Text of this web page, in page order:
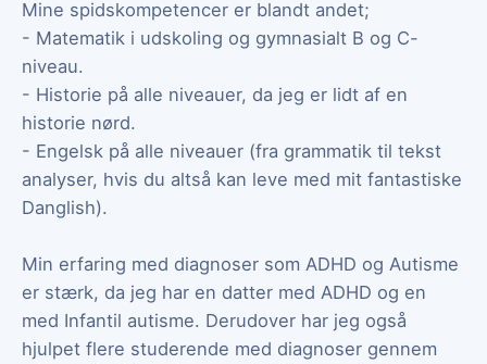
Mine spidskompetencer er blandt andet;
- Matematik i udskoling og gymnasialt B og C-
niveau.
- Historie på alle niveauer, da jeg er lidt af en
historie nørd.
- Engelsk på alle niveauer (fra grammatik til tekst
analyser, hvis du altså kan leve med mit fantastiske
Danglish).
Min erfaring med diagnoser som ADHD og Autisme
er stærk, da jeg har en datter med ADHD og en
med Infantil autisme. Derudover har jeg også
hjulpet flere studerende med diagnoser gennem